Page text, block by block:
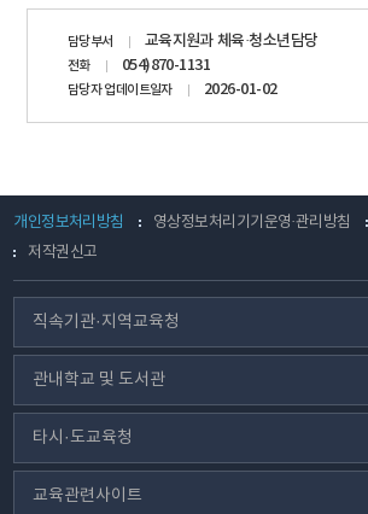
담당부서 교육지원과 체육·청소년담당
전화 054)870-1131
담당자 업데이트일자 2026-01-02
개인정보처리방침 영상정보처리기기운영·관리방침
저작권신고
직속기관·지역교육청
관내학교 및 도서관
타시·도교육청
교육관련사이트